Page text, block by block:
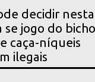
decidir nesta
se jogo do
caça-níqueis
ilegais